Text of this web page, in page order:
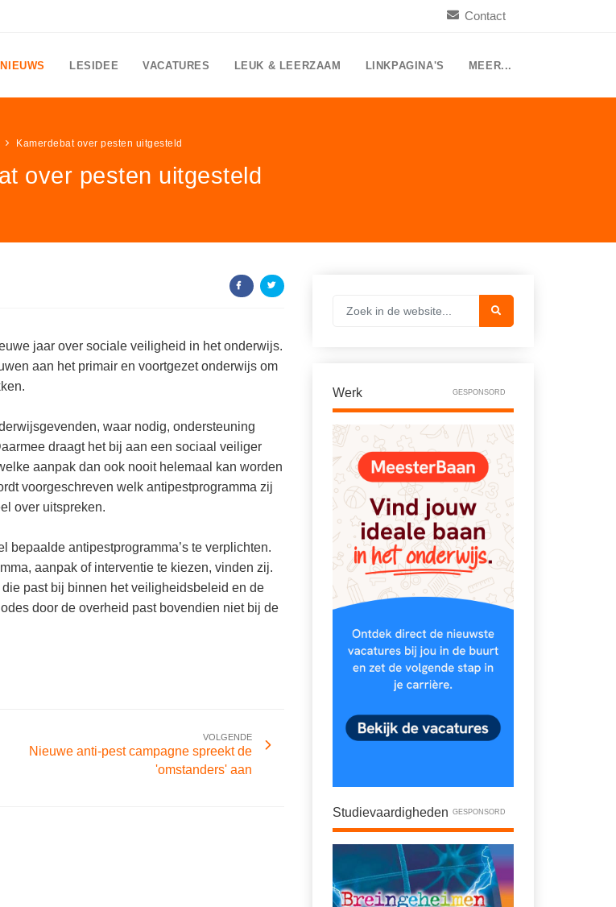
Contact
NIEUWS LESIDEE VACATURES LEUK & LEERZAAM LINKPAGINA'S MEER...
Kamerdebat over pesten uitgesteld
over pesten uitgesteld
jaar over sociale veiligheid in het onderwijs.
aan het primair en voortgezet onderwijs om
waar nodig, ondersteuning
draagt het bij aan een sociaal veiliger
aanpak dan ook nooit helemaal kan worden
voorgeschreven welk antipestprogramma zij
over uitspreken.
bepaalde antipestprogramma’s te verplichten.
aanpak of interventie te kiezen, vinden zij.
past bij binnen het veiligheidsbeleid en de
door de overheid past bovendien niet bij de
VOLGENDE
Nieuwe anti-pest campagne spreekt de
'omstanders' aan
Werk GESPONSORD
Studievaardigheden GESPONSORD